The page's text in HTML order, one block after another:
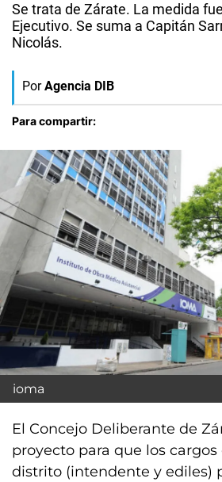
Se trata de Zárate. La medida
Ejecutivo. Se suma a Capitán
Nicolás.
Por Agencia DIB
Para compartir:
ioma
El Concejo Deliberante de
proyecto para que los cargos
distrito (intendente y ediles)